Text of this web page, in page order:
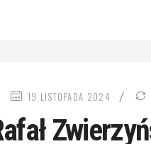
DATA19 LISTOPADA 2024 /